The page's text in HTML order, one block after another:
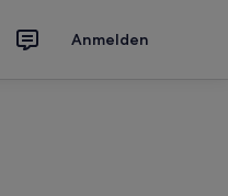
Anmelden